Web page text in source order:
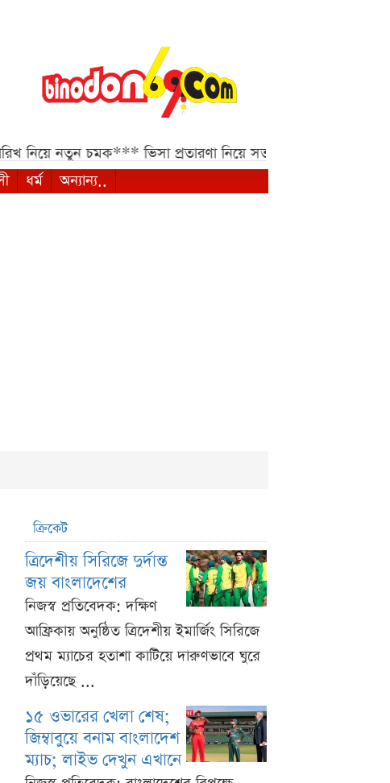
নতুন চমক*** ভিসা প্রতারণা নিয়ে সতর্কবার্তা ভারতীয় হাইকমিশনের***
ধর্ম অন্যান্য..
ক্রিকেট
ত্রিদেশীয় সিরিজে দুর্দান্ত
জয় বাংলাদেশের
নিজস্ব প্রতিবেদক: দক্ষিণ
আফ্রিকায় অনুষ্ঠিত ত্রিদেশীয় ইমার্জিং সিরিজে
প্রথম ম্যাচের হতাশা কাটিয়ে দারুণভাবে ঘুরে
দাঁড়িয়েছে ...
১৫ ওভারের খেলা শেষ;
জিম্বাবুয়ে বনাম বাংলাদেশ
ম্যাচ; লাইভ দেখুন এখানে